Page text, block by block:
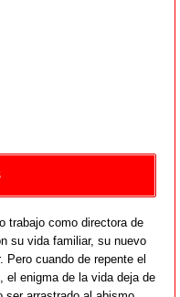
trabajo como directora de
su vida familiar, su nuevo
cuando de repente el
el enigma de la vida deja de